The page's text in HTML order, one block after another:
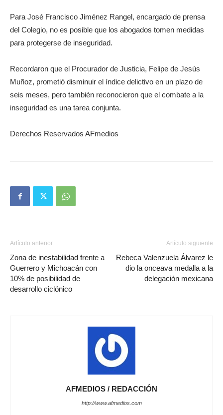
Para José Francisco Jiménez Rangel, encargado de prensa
del Colegio, no es posible que los abogados tomen medidas
para protegerse de inseguridad.
Recordaron que el Procurador de Justicia, Felipe de Jesús
Muñoz, prometió disminuir el índice delictivo en un plazo de
seis meses, pero también reconocieron que el combate a la
inseguridad es una tarea conjunta.
Derechos Reservados AFmedios
Artículo anterior
Zona de inestabilidad frente a
Guerrero y Michoacán con
10% de posibilidad de
desarrollo ciclónico
Artículo siguiente
Rebeca Valenzuela Álvarez le
dio la onceava medalla a la
delegación mexicana
AFMEDIOS / REDACCIÓN
http://www.afmedios.com